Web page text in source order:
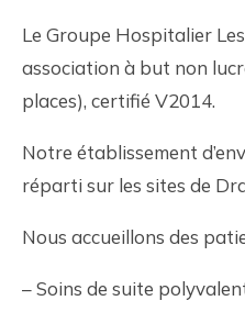
Le Groupe Hospitalier
association à but non
places), certifié V2014.
Notre établissement
réparti sur les sites de
Nous accueillons des
– Soins de suite